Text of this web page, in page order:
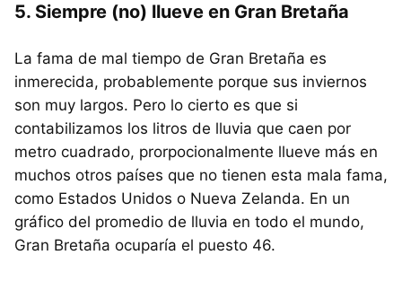
5. Siempre (no) llueve en Gran Bretaña
La fama de mal tiempo de Gran Bretaña es
inmerecida, probablemente porque sus inviernos
son muy largos. Pero lo cierto es que si
contabilizamos los litros de lluvia que caen por
metro cuadrado, prorpocionalmente llueve más en
muchos otros países que no tienen esta mala fama,
como Estados Unidos o Nueva Zelanda. En un
gráfico del promedio de lluvia en todo el mundo,
Gran Bretaña ocuparía el puesto 46.